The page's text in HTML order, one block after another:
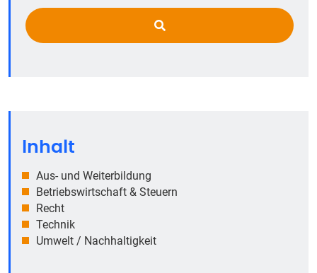
Inhalt
Aus- und Weiterbildung
Betriebswirtschaft & Steuern
Recht
Technik
Umwelt / Nachhaltigkeit